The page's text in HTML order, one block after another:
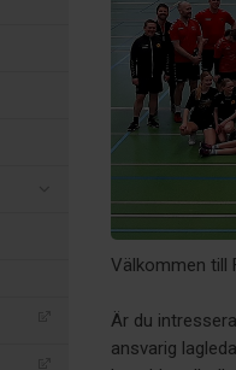
Välkommen till
Är du
ansvarig